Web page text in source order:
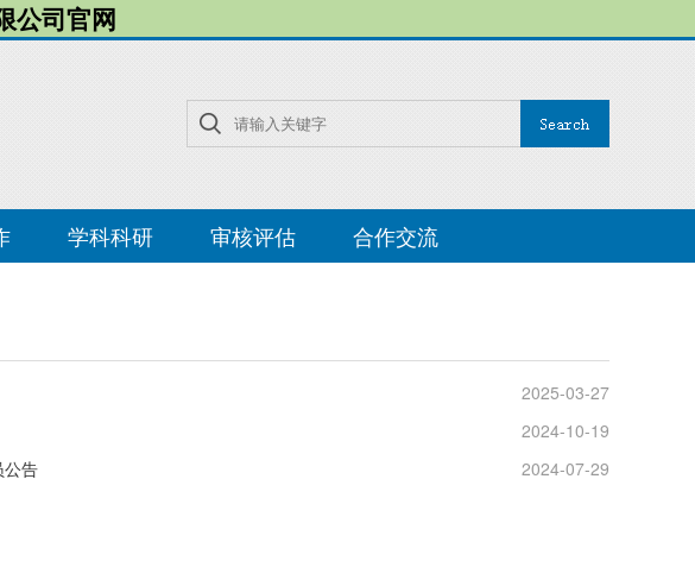
公司官网
学科科研 审核评估 合作交流
2025-03-27
2024-10-19
公告
2024-07-29